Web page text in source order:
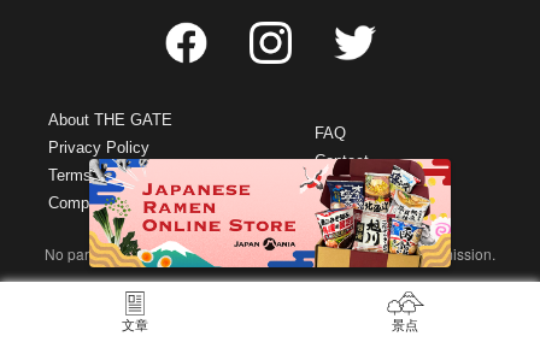
About THE GATE
Privacy Policy
Terms of Service
Company Profile
FAQ
Contact
Legal Information
No part of this site may be reproduced without our written permission.
©2022 Roseau Pensant Inc. All rights reserved.
文章 景点